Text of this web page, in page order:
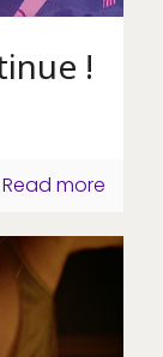
!
Read more